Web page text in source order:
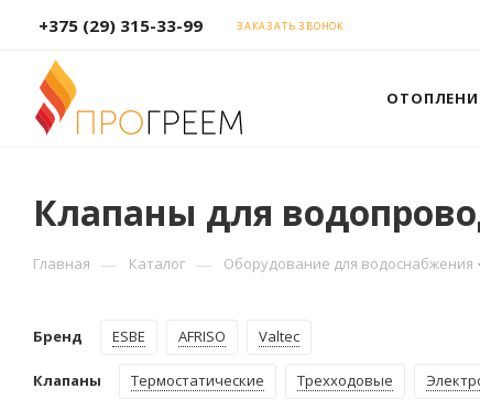
+375 (29) 315-33-99 ЗАКАЗАТЬ ЗВОНОК
Клапаны для
Главная — Каталог — Оборудование для водоснабжения
Бренд ESBE AFRISO Valtec
Клапаны Термостатические Трехходовые